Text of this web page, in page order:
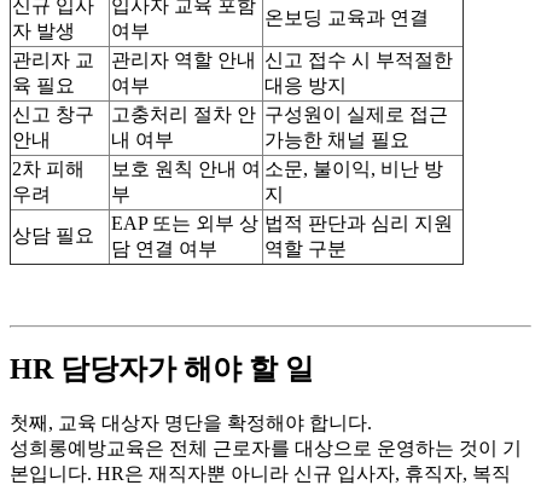
신규 입사
자 발생
입사자 교육 포함
여부
온보딩 교육과 연결
관리자 교
육 필요
관리자 역할 안내
여부
신고 접수 시 부적절한
대응 방지
신고 창구
안내
고충처리 절차 안
내 여부
구성원이 실제로 접근
가능한 채널 필요
2차 피해
우려
보호 원칙 안내 여
부
소문, 불이익, 비난 방
지
상담 필요
EAP 또는 외부 상
담 연결 여부
법적 판단과 심리 지원
역할 구분
HR 담당자가 해야 할 일
첫째, 교육 대상자 명단을 확정해야 합니다.
성희롱예방교육은 전체 근로자를 대상으로 운영하는 것이 기
본입니다. HR은 재직자뿐 아니라 신규 입사자, 휴직자, 복직